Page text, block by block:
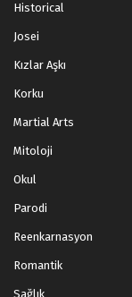
Historical
Josei
Kızlar Aşkı
Korku
Martial Arts
Mitoloji
Okul
Parodi
Reenkarnasyon
Romantik
Sağlık